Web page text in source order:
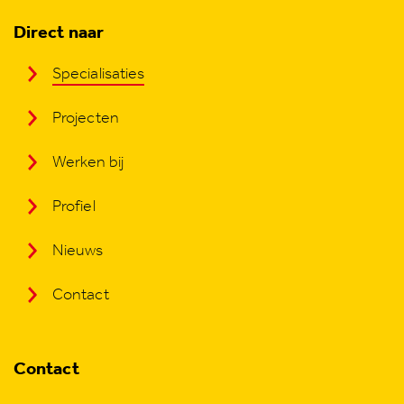
Direct naar
Specialisaties
Projecten
Werken bij
Profiel
Nieuws
Contact
Contact